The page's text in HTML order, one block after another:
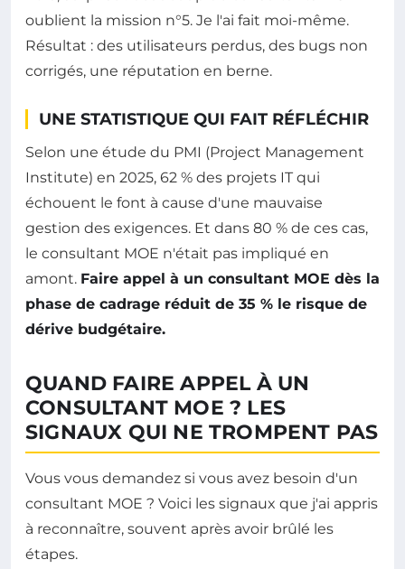
oublient la mission n°5. Je l'ai fait moi-même.
Résultat : des utilisateurs perdus, des bugs non
corrigés, une réputation en berne.
UNE STATISTIQUE QUI FAIT RÉFLÉCHIR
Selon une étude du PMI (Project Management
Institute) en 2025, 62 % des projets IT qui
échouent le font à cause d'une mauvaise
gestion des exigences. Et dans 80 % de ces cas,
le consultant MOE n'était pas impliqué en
amont. Faire appel à un consultant MOE dès la
phase de cadrage réduit de 35 % le risque de
dérive budgétaire.
QUAND FAIRE APPEL À UN
CONSULTANT MOE ? LES
SIGNAUX QUI NE TROMPENT PAS
Vous vous demandez si vous avez besoin d'un
consultant MOE ? Voici les signaux que j'ai appris
à reconnaître, souvent après avoir brûlé les
étapes.